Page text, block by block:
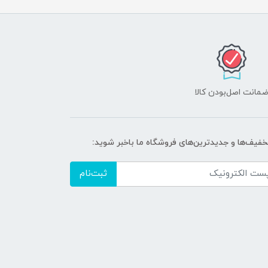
ضمانت اصل‌بودن کالا
و جدیدترین‌های فروشگاه ما باخبر شوید:
ثبت‌نام